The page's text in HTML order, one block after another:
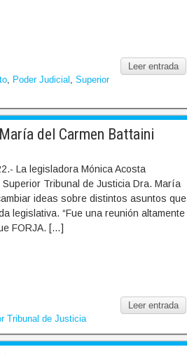
Leer entrada
, Poder Judicial , Superior
del Carmen Battaini
La legisladora Mónica Acosta
Tribunal de Justicia Dra. María
ideas sobre distintos asuntos que
legislativa. “Fue una reunión altamente
FORJA. […]
Leer entrada
Tribunal de Justicia